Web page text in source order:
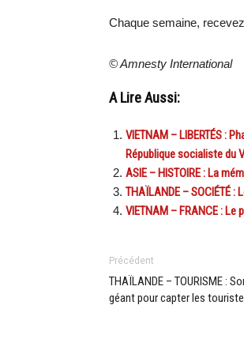
Chaque semaine,
© Amnesty International
A Lire Aussi:
VIETNAM – LIBERTÉS :
République socialiste du
ASIE – HISTOIRE : La
THAÏLANDE – SOCIÉTÉ
VIETNAM – FRANCE :
Précédent
THAÏLANDE – TOURISME :
géant pour capter les